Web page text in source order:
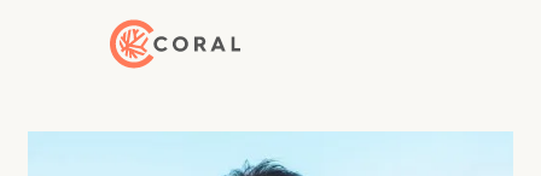
トップページへ戻る